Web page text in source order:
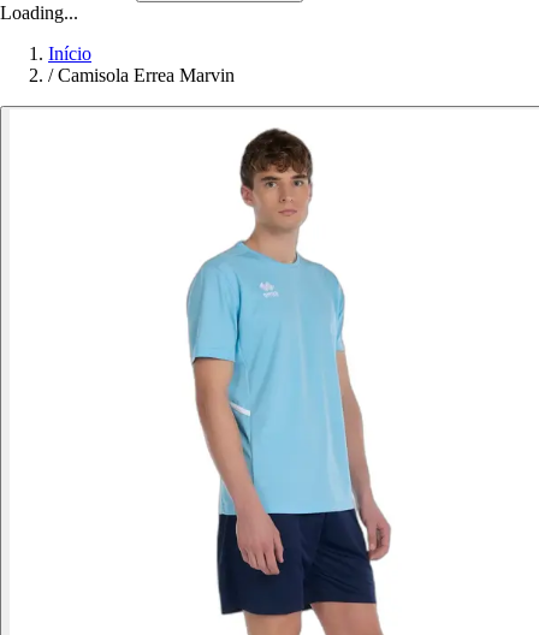
Loading...
Início
/ Camisola Errea Marvin